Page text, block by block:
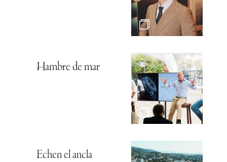
Hambre de mar
Echen el ancla